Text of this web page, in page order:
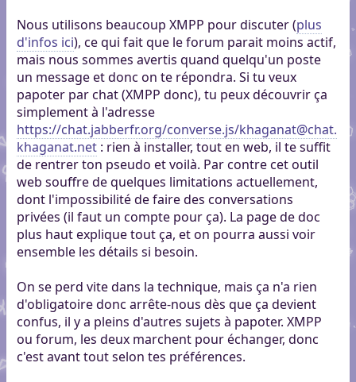
Nous utilisons beaucoup XMPP pour discuter (plus
d'infos ici), ce qui fait que le forum parait moins actif,
mais nous sommes avertis quand quelqu'un poste
un message et donc on te répondra. Si tu veux
papoter par chat (XMPP donc), tu peux découvrir ça
simplement à l'adresse
https://chat.jabberfr.org/converse.js/khaganat@chat.
khaganat.net: rien à installer, tout en web, il te suffit
de rentrer ton pseudo et voilà. Par contre cet outil
web souffre de quelques limitations actuellement,
dont l'impossibilité de faire des conversations
privées (il faut un compte pour ça). La page de doc
plus haut explique tout ça, et on pourra aussi voir
ensemble les détails si besoin.
On se perd vite dans la technique, mais ça n'a rien
d'obligatoire donc arrête-nous dès que ça devient
confus, il y a pleins d'autres sujets à papoter. XMPP
ou forum, les deux marchent pour échanger, donc
c'est avant tout selon tes préférences.